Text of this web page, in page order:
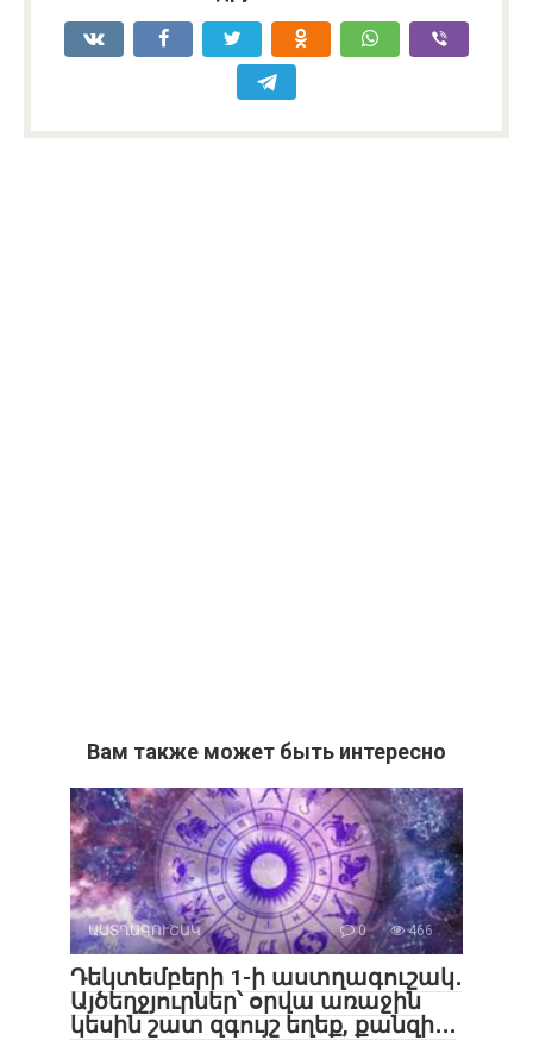
Вам также может быть интересно
ԱՍՏՂԱԳՈՒՇԱԿ 0 466
Դեկտեմբերի 1-ի աստղագուշակ․
Այծեղջյուրներ՝ օրվա առաջին
կեսին շատ զգույշ եղեք, քանզի․․․